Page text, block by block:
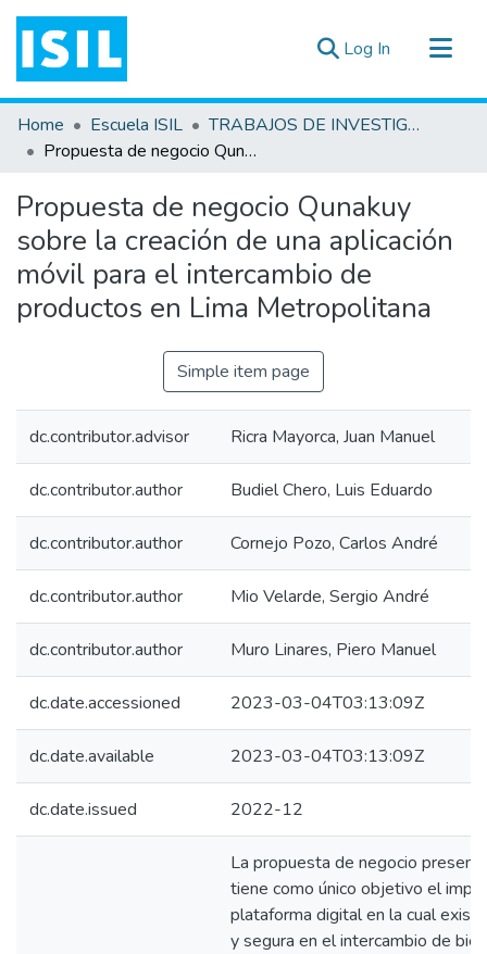
Log In (current)
All of DSpace
Statistics
Documentos ▾
Home Escuela ISIL
TRABAJOS DE INVESTIGACIÓN
Propuesta de negocio Qunakuy sobre la creación de una aplicación móvil para el intercambio de productos en Lima Metropolitana
Propuesta de negocio Qunakuy
sobre la creación de una aplicación
móvil para el intercambio de
productos en Lima Metropolitana
Simple item page
dc.contributor.advisor Ricra Mayorca, Juan Manuel
dc.contributor.author Budiel Chero, Luis Eduardo
dc.contributor.author Cornejo Pozo, Carlos André
dc.contributor.author Mio Velarde, Sergio André
dc.contributor.author Muro Linares, Piero Manuel
dc.date.accessioned 2023-03-04T03:13:09Z
dc.date.available 2023-03-04T03:13:09Z
dc.date.issued 2022-12
La propuesta de negocio
tiene como único objetivo el
plataforma digital en la cual
y segura en el intercambio de